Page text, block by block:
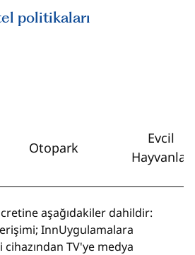
politikaları
Otopark
Evcil
Hayvanlar
aşağıdakiler dahildir:
InnUygulamalara
TV'ye medya